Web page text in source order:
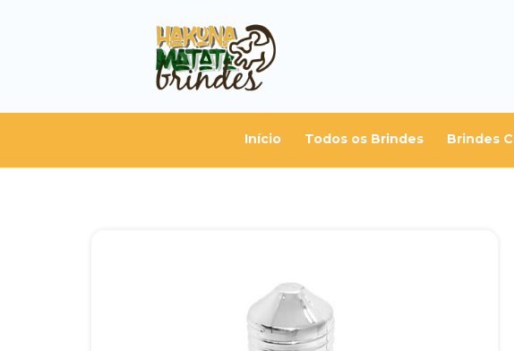
Início Todos os Brindes Brindes